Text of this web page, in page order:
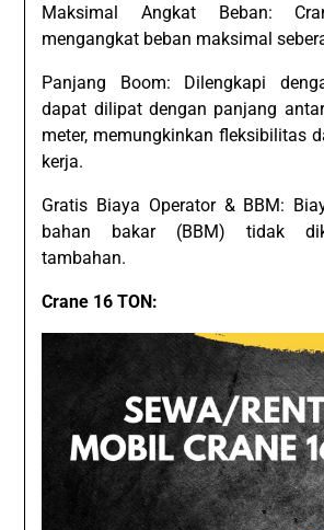
Maksimal Angkat Beban:
mengangkat beban maksimal
Panjang Boom: Dilengkapi
dapat dilipat dengan panjang
meter, memungkinkan fleksibilitas
kerja.
Gratis Biaya Operator & BBM:
bahan bakar (BBM) tidak
tambahan.
Crane 16 TON: